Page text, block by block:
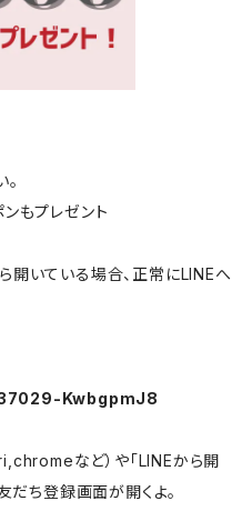
もプレゼント
開いている場合、正常にLINEへ
KwbgpmJ8
など）や「LINEから開
だち登録画面が開くよ。